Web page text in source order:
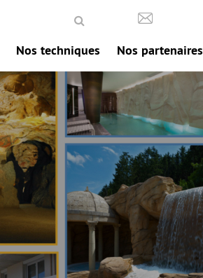
Nos techniques Nos partenaires